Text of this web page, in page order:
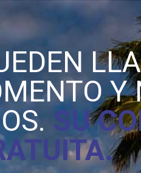
Y
SU